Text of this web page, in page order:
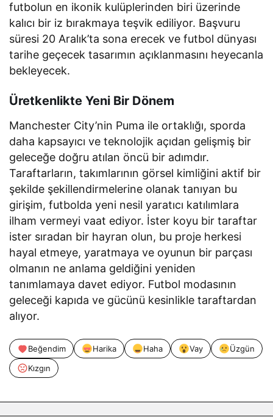
futbolun en ikonik kulüplerinden biri üzerinde
kalıcı bir iz bırakmaya teşvik ediliyor. Başvuru
süresi 20 Aralık’ta sona erecek ve futbol dünyası
tarihe geçecek tasarımın açıklanmasını heyecanla
bekleyecek.
Üretkenlikte Yeni Bir Dönem
Manchester City’nin Puma ile ortaklığı, sporda
daha kapsayıcı ve teknolojik açıdan gelişmiş bir
geleceğe doğru atılan öncü bir adımdır.
Taraftarların, takımlarının görsel kimliğini aktif bir
şekilde şekillendirmelerine olanak tanıyan bu
girişim, futbolda yeni nesil yaratıcı katılımlara
ilham vermeyi vaat ediyor. İster koyu bir taraftar
ister sıradan bir hayran olun, bu proje herkesi
hayal etmeye, yaratmaya ve oyunun bir parçası
olmanın ne anlama geldiğini yeniden
tanımlamaya davet ediyor. Futbol modasının
geleceği kapıda ve gücünü kesinlikle taraftardan
alıyor.
Beğendim Harika Haha Vay
Üzgün
Kızgın